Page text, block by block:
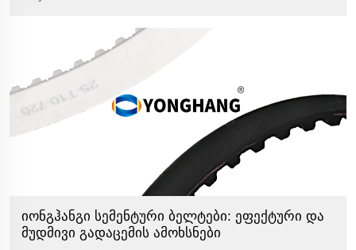
და გადაწყვეტის შემთხვევაში გამოწვეულია...
იონგჰანგი სემენტური ბელტები: ეფექტური და
მუდმივი გადაცემის ამოხსნები